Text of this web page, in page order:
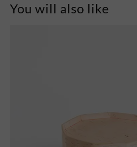
You will also like